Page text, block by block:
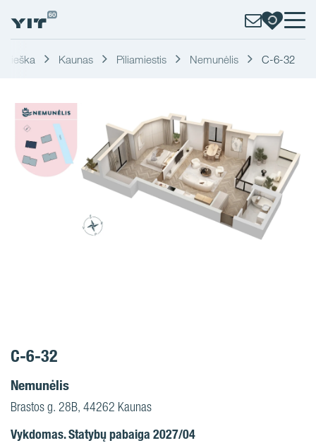
Paieška Kaunas Piliamiestis Nemunėlis C-6-32
C-6-32
Nemunėlis
Brastos g. 28B, 44262 Kaunas
Vykdomas. Statybų pabaiga 2027/04